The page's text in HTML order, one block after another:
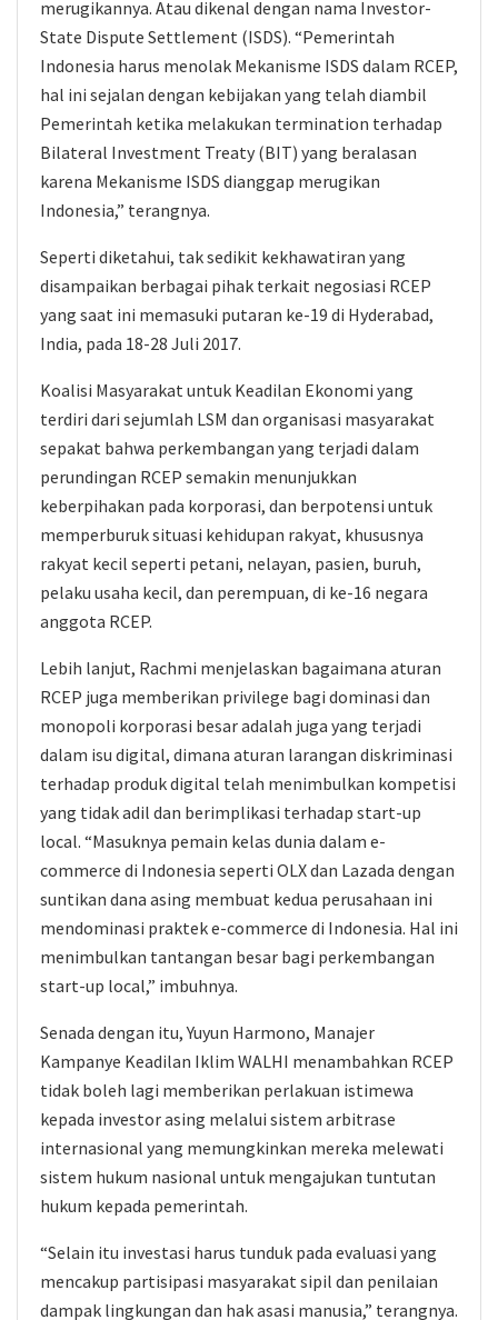
merugikannya. Atau dikenal dengan nama Investor-
State Dispute Settlement (ISDS). “Pemerintah
Indonesia harus menolak Mekanisme ISDS dalam RCEP,
hal ini sejalan dengan kebijakan yang telah diambil
Pemerintah ketika melakukan termination terhadap
Bilateral Investment Treaty (BIT) yang beralasan
karena Mekanisme ISDS dianggap merugikan
Indonesia,” terangnya.
Seperti diketahui, tak sedikit kekhawatiran yang
disampaikan berbagai pihak terkait negosiasi RCEP
yang saat ini memasuki putaran ke-19 di Hyderabad,
India, pada 18-28 Juli 2017.
Koalisi Masyarakat untuk Keadilan Ekonomi yang
terdiri dari sejumlah LSM dan organisasi masyarakat
sepakat bahwa perkembangan yang terjadi dalam
perundingan RCEP semakin menunjukkan
keberpihakan pada korporasi, dan berpotensi untuk
memperburuk situasi kehidupan rakyat, khususnya
rakyat kecil seperti petani, nelayan, pasien, buruh,
pelaku usaha kecil, dan perempuan, di ke-16 negara
anggota RCEP.
Lebih lanjut, Rachmi menjelaskan bagaimana aturan
RCEP juga memberikan privilege bagi dominasi dan
monopoli korporasi besar adalah juga yang terjadi
dalam isu digital, dimana aturan larangan diskriminasi
terhadap produk digital telah menimbulkan kompetisi
yang tidak adil dan berimplikasi terhadap start-up
local. “Masuknya pemain kelas dunia dalam e-
commerce di Indonesia seperti OLX dan Lazada dengan
suntikan dana asing membuat kedua perusahaan ini
mendominasi praktek e-commerce di Indonesia. Hal ini
menimbulkan tantangan besar bagi perkembangan
start-up local,” imbuhnya.
Senada dengan itu, Yuyun Harmono, Manajer
Kampanye Keadilan Iklim WALHI menambahkan RCEP
tidak boleh lagi memberikan perlakuan istimewa
kepada investor asing melalui sistem arbitrase
internasional yang memungkinkan mereka melewati
sistem hukum nasional untuk mengajukan tuntutan
hukum kepada pemerintah.
“Selain itu investasi harus tunduk pada evaluasi yang
mencakup partisipasi masyarakat sipil dan penilaian
dampak lingkungan dan hak asasi manusia,” terangnya.